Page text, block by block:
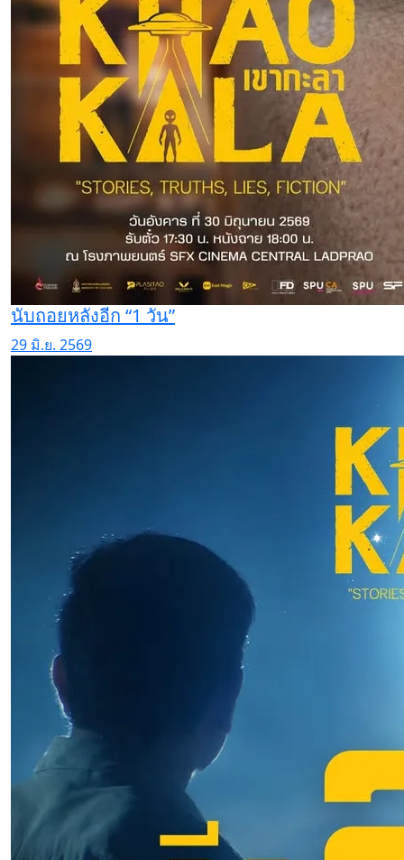
นับถอยหลังอีก “1 วัน”
29 มิ.ย. 2569